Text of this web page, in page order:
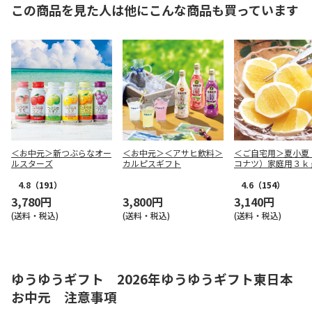
この商品を見た人は他にこんな商品も買っています
＜お中元＞新つぶらなオー
ルスターズ
4.8 （191）
3,780円
(送料・税込)
＜お中元＞＜アサヒ飲料＞
カルピスギフト
3,800円
(送料・税込)
＜ご自宅用＞夏小夏
コナツ）家庭用３ｋ
4.6 （154）
3,140円
(送料・税込)
ゆうゆうギフト 2026年ゆうゆうギフト東日本
お中元 注意事項